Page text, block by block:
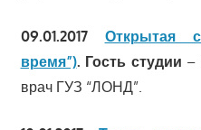
09.01.2017 Открытая
время”). Гость студии –
врач ГУЗ “ЛОНД”.